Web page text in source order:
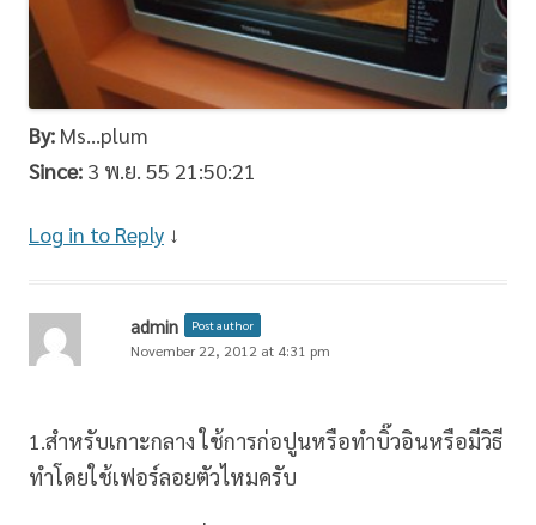
By: Ms…plum
Since: 3 พ.ย. 55 21:50:21
Log in to Reply ↓
admin Post author
November 22, 2012 at 4:31 pm
1.สำหรับเกาะกลาง ใช้การก่อปูนหรือทำบิ๊วอินหรือมีวิธี
ทำโดยใช้เฟอร์ลอยตัวไหมครับ